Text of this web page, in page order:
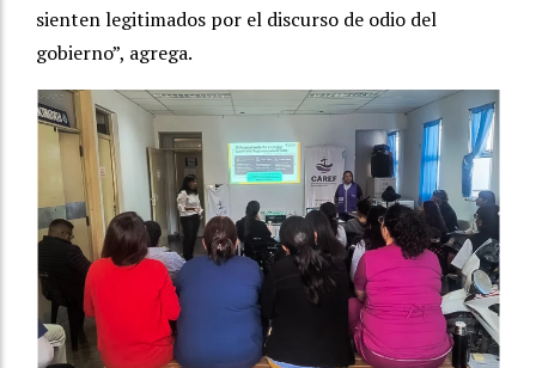
sienten legitimados por el discurso de odio del
gobierno”, agrega.